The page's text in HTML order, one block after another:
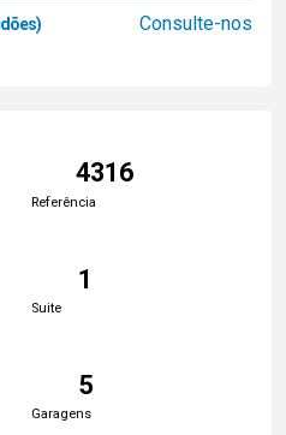
Consulte-nos
4316
Referência
1
Suite
5
Garagens